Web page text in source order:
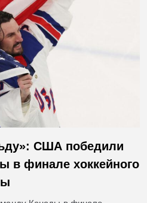
США победили
в финале хоккейного